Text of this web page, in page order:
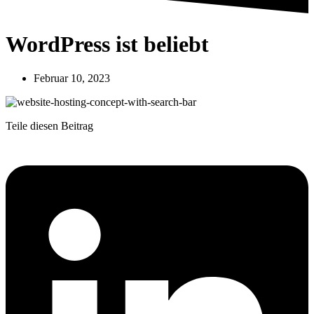
WordPress ist beliebt
Februar 10, 2023
Teile diesen Beitrag